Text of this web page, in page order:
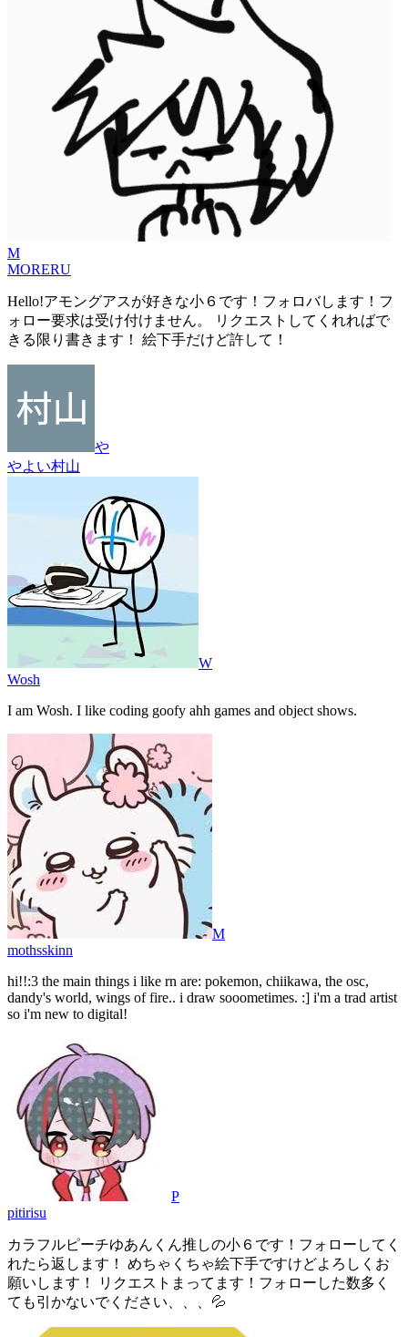
M
MORERU
Hello!アモングアスが好きな小６です！フォロバします！フ
ォロー要求は受け付けません。 リクエストしてくれればで
きる限り書きます！ 絵下手だけど許して！
や
やよい村山
W
Wosh
I am Wosh. I like coding goofy ahh games and object shows.
M
mothsskinn
hi!!:3 the main things i like rn are: pokemon, chiikawa, the osc,
dandy's world, wings of fire.. i draw sooometimes. :] i'm a trad artist
so i'm new to digital!
P
pitirisu
カラフルピーチゆあんくん推しの小６です！フォローしてく
れたら返します！ めちゃくちゃ絵下手ですけどよろしくお
願いします！ リクエストまってます！フォローした数多く
ても引かないでください、、、💦